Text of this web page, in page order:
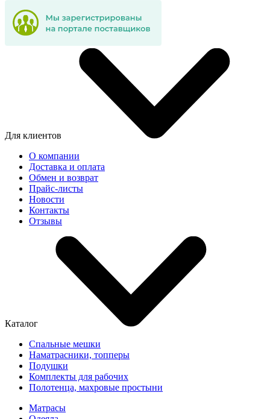
Для клиентов
О компании
Доставка и оплата
Обмен и возврат
Прайс-листы
Новости
Контакты
Отзывы
Каталог
Спальные мешки
Наматрасники, топперы
Подушки
Комплекты для рабочих
Полотенца, махровые простыни
Матрасы